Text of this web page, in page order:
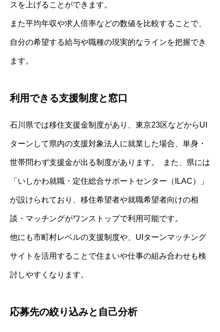
スを上げることができます。
また平均年収や求人倍率などの数値を比較することで、
自分の希望する給与や職種の現実的なラインを把握でき
ます。
利用できる支援制度と窓口
石川県では移住支援金制度があり、東京23区などからUI
ターンして県内の支援対象法人に就業した場合、単身・
世帯問わず支援金が出る制度があります。 また、県には
「いしかわ就職・定住総合サポートセンター（ILAC）」
が設けられており、移住希望者や就職希望者向けの相
談・マッチングがワンストップで利用可能です。
他にも市町村レベルの支援制度や、UIターンマッチング
サイトを活用することで住まいや仕事の組み合わせも検
討しやすくなります。
応募先の絞り込みと自己分析